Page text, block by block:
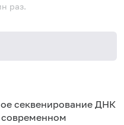
раз.
секвенирование ДНК
современном